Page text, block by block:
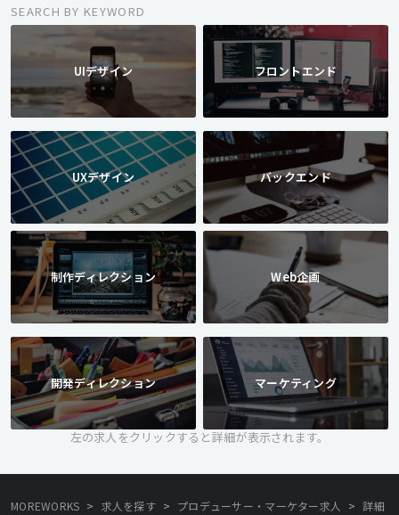
SEARCH BY KEYWORD
UIデザイン
UXデザイン
フロントエンド
バックエンド
制作ディレクション
開発ディレクション
Web企画
マーケティング
左の求人をクリックすると詳細が表示されます。
MOREWORKS > 求人を探す > プロデューサー・マーケター求人 > 詳細